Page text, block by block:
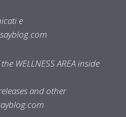
e
WELLNESS AREA inside
and other